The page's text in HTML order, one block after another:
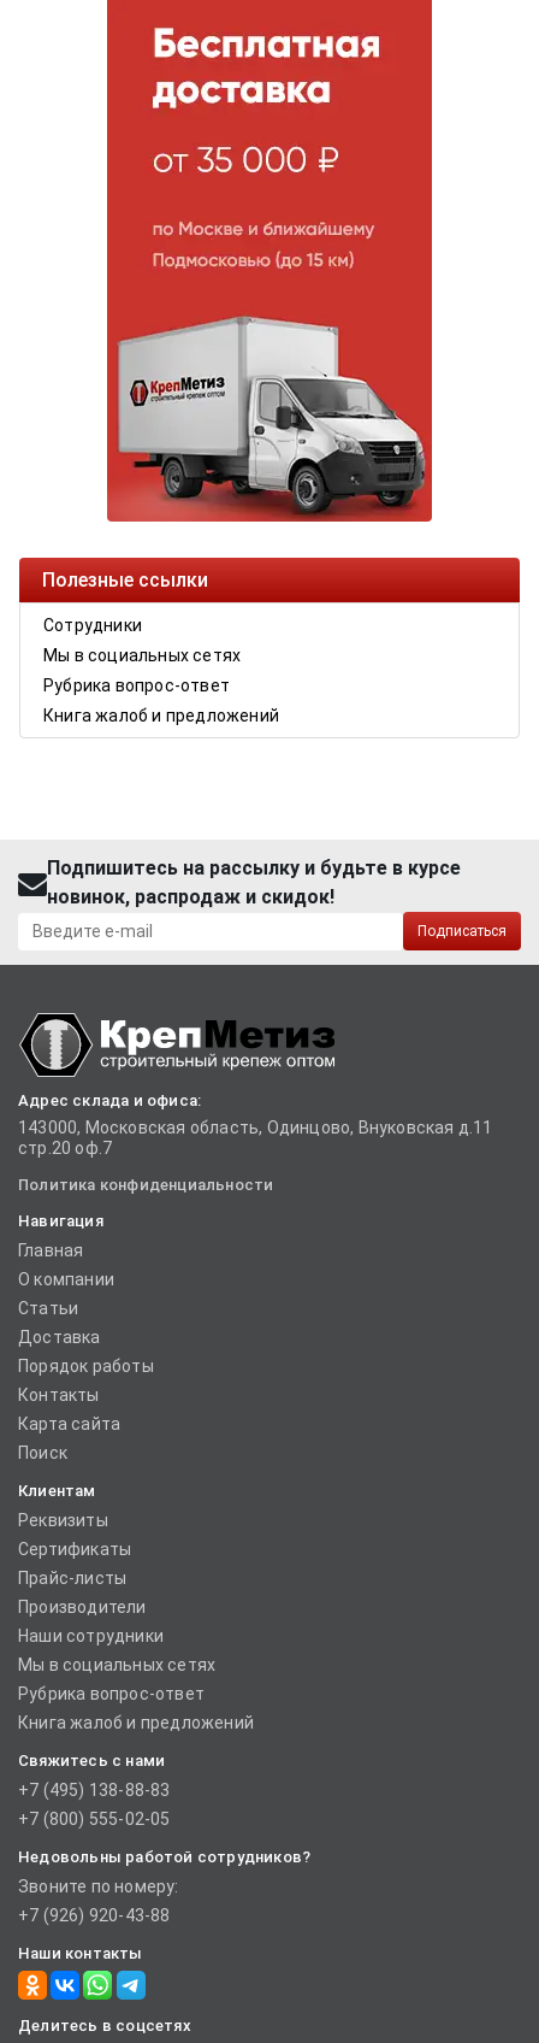
Полезные ссылки
Сотрудники
Мы в социальных сетях
Рубрика вопрос-ответ
Книга жалоб и предложений
Подпишитесь на рассылку и будьте в курсе
новинок, распродаж и скидок!
Подписаться
Адрес склада и офиса:
143000, Московская область, Одинцово, Внуковская д.11
стр.20 оф.7
Политика конфиденциальности
Навигация
Главная
О компании
Статьи
Доставка
Порядок работы
Контакты
Карта сайта
Поиск
Клиентам
Реквизиты
Сертификаты
Прайс-листы
Производители
Наши сотрудники
Мы в социальных сетях
Рубрика вопрос-ответ
Книга жалоб и предложений
Свяжитесь с нами
+7 (495) 138-88-83
+7 (800) 555-02-05
Недовольны работой сотрудников?
Звоните по номеру:
+7 (926) 920-43-88
Наши контакты
Делитесь в соцсетях